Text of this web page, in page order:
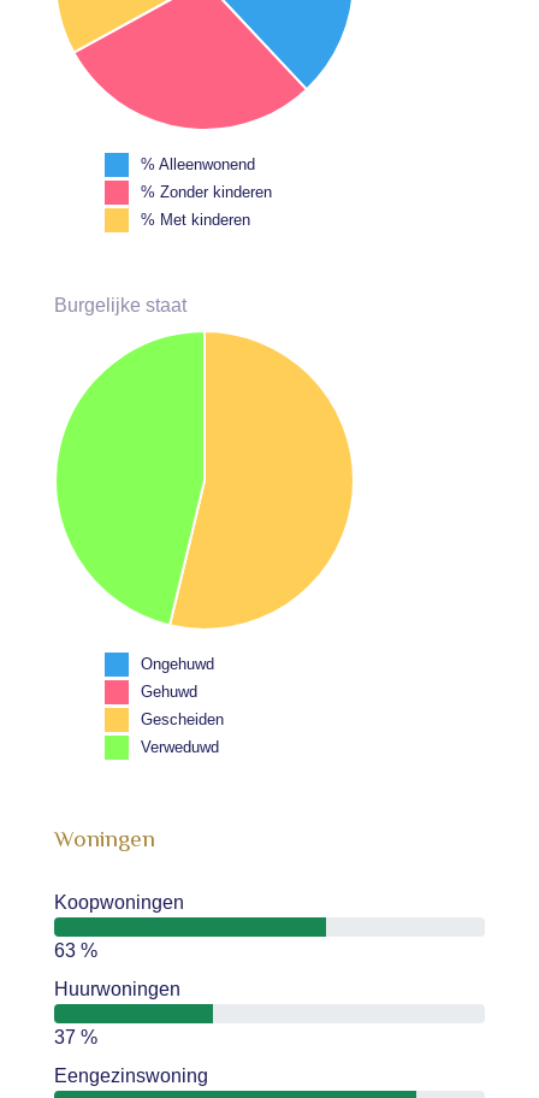
% Alleenwonend
% Zonder kinderen
% Met kinderen
Burgelijke staat
Ongehuwd
Gehuwd
Gescheiden
Verweduwd
Woningen
Koopwoningen
63 %
Huurwoningen
37 %
Eengezinswoning